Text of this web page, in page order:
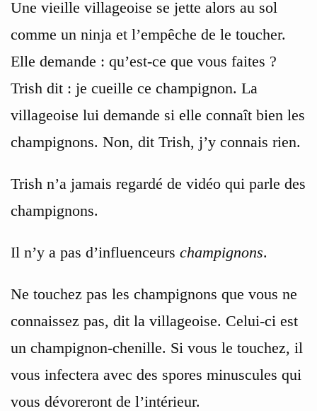
Une vieille villageoise se jette alors au sol
comme un ninja et l’empêche de le toucher.
Elle demande : qu’est-ce que vous faites ?
Trish dit : je cueille ce champignon. La
villageoise lui demande si elle connaît bien les
champignons. Non, dit Trish, j’y connais rien.
Trish n’a jamais regardé de vidéo qui parle des
champignons.
Il n’y a pas d’influenceurs champignons.
Ne touchez pas les champignons que vous ne
connaissez pas, dit la villageoise. Celui-ci est
un champignon-chenille. Si vous le touchez, il
vous infectera avec des spores minuscules qui
vous dévoreront de l’intérieur.